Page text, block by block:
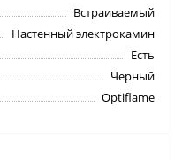
Встраиваемый
Настенный электрокамин
Есть
Черный
Optiflame